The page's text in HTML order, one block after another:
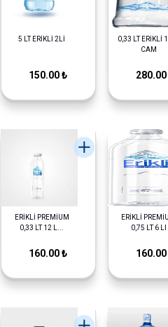
5 LT ERİKLİ 2Lİ
150.00 ₺
0,33 LT ERİKLİ
CAM
280.00
ERİKLİ PREMİUM
0,33 LT 12 L...
160.00 ₺
ERİKLİ
0,75 LT 6 LI
160.00